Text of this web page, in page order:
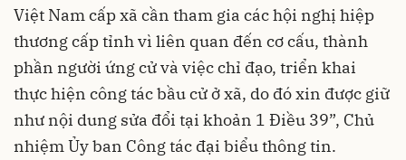
Việt Nam cấp xã cần tham gia các hội nghị hiệp
thương cấp tỉnh vì liên quan đến cơ cấu, thành
phần người ứng cử và việc chỉ đạo, triển khai
thực hiện công tác bầu cử ở xã, do đó xin được giữ
như nội dung sửa đổi tại khoản 1 Điều 39”, Chủ
nhiệm Ủy ban Công tác đại biểu thông tin.